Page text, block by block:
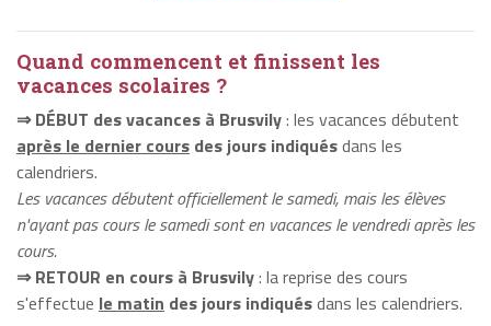
Quand commencent et finissent les
vacances scolaires ?
⇒ DÉBUT des vacances à Brusvily: les vacances débutent
après le dernier cours des jours indiquésdans les
calendriers.
Les vacances débutent officiellement le samedi, mais les élèves
n'ayant pas cours le samedi sont en vacances le vendredi après les
cours.
⇒ RETOUR en cours à Brusvily: la reprise des cours
s'effectue le matin des jours indiquésdans les calendriers.